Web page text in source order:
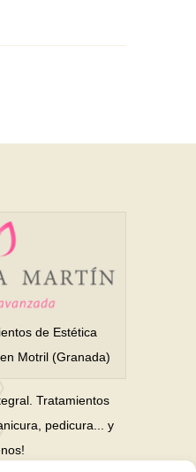
de Estética
Motril (Granada)
Tratamientos
pedicura... y